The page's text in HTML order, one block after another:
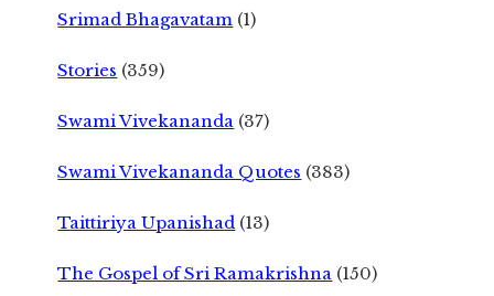
Srimad Bhagavatam (1)
Stories (359)
Swami Vivekananda (37)
Swami Vivekananda Quotes (383)
Taittiriya Upanishad (13)
The Gospel of Sri Ramakrishna (150)